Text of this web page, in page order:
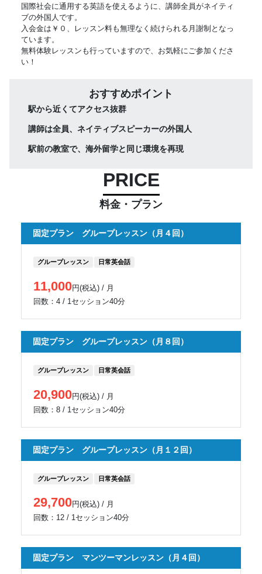
国際社会に通用する英語を使えるように、講師全員がネイティ
ブの外国人です。
入会金は￥０、レッスン料も無理なく続けられる月謝制となっ
ています。
無料体験レッスンも行っていますので、お気軽にご参加くださ
い！
おすすめポイント
駅から近くてアクセス抜群
講師は全員、ネイティブスピーカーの外国人
駅前の教室で、海外留学と同じ環境を再現
PRICE
料金・プラン
固定プラン グループレッスン（月４回）
グループレッスン 日常英会話
11,000円(税込) / 月
回数：4 / 1セッション40分
固定プラン グループレッスン（月８回）
グループレッスン 日常英会話
20,900円(税込) / 月
回数：8 / 1セッション40分
固定プラン グループレッスン（月１２回）
グループレッスン 日常英会話
29,700円(税込) / 月
回数：12 / 1セッション40分
固定プラン マンツーマンレッスン（月４回）